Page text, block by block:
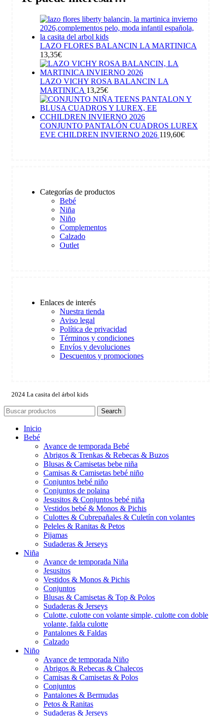
LAZO FLORES BALANCIN LA MARTINICA
13,35€
LAZO VICHY ROSA BALANCIN LA
MARTINICA 13,25€
CONJUNTO PANTALÓN CUADROS LUREX
EVE CHILDREN INVIERNO 2026 119,60€
Categorías de productos
Bebé
Niña
Niño
Complementos
Calzado
Outlet
Enlaces de interés
Nuestra tienda
Aviso legal
Política de privacidad
Términos y condiciones
Envíos y devoluciones
Descuentos y promociones
2024 La casita del árbol kids
Search
Inicio
Bebé
Avance de temporada Bebé
Abrigos & Trenkas & Rebecas & Buzos
Blusas & Camisetas bebe niña
Camisas & Camisetas bebé niño
Conjuntos bebé niño
Conjuntos de polaina
Jesusitos & Conjuntos bebé niña
Vestidos bebé & Monos & Pichis
Culottes & Cubrepañales & Culetín con volantes
Peleles & Ranitas & Petos
Pijamas
Sudaderas & Jerseys
Niña
Avance de temporada Niña
Jesusitos
Vestidos & Monos & Pichis
Conjuntos
Blusas & Camisetas & Top & Polos
Sudaderas & Jerseys
Culotte, culotte con volante simple, culotte con doble
volante, falda culotte
Pantalones & Faldas
Calzado
Niño
Avance de temporada Niño
Abrigos & Rebecas & Chalecos
Camisas & Camisetas & Polos
Conjuntos
Pantalones & Bermudas
Petos & Ranitas
Sudaderas & Jerseys